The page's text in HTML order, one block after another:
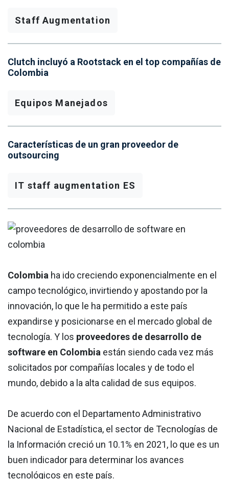
Staff Augmentation
Clutch incluyó a Rootstack en el top compañías de
Colombia
Equipos Manejados
Características de un gran proveedor de
outsourcing
IT staff augmentation ES
Colombia ha ido creciendo exponencialmente en el
campo tecnológico, invirtiendo y apostando por la
innovación, lo que le ha permitido a este país
expandirse y posicionarse en el mercado global de
tecnología. Y los proveedores de desarrollo de
software en Colombia están siendo cada vez más
solicitados por compañías locales y de todo el
mundo, debido a la alta calidad de sus equipos.
De acuerdo con el Departamento Administrativo
Nacional de Estadística, el sector de Tecnologías de
la Información creció un 10.1% en 2021, lo que es un
buen indicador para determinar los avances
tecnológicos en este país.